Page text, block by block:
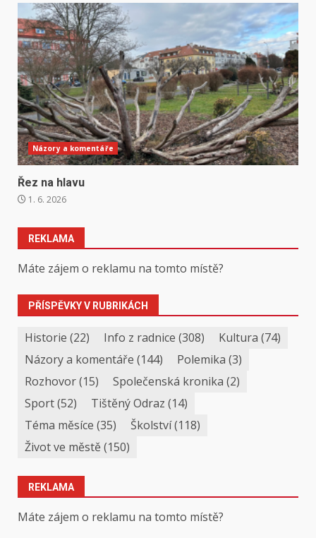
Názory a komentáře
Řez na hlavu
1. 6. 2026
REKLAMA
Máte zájem o reklamu na tomto místě?
PŘÍSPĚVKY V RUBRIKÁCH
Historie (22) Info z radnice (308) Kultura (74)
Názory a komentáře (144) Polemika (3)
Rozhovor(15) Společenská kronika (2)
Sport(52) Tištěný Odraz (14)
Téma měsíce (35) Školství(118)
Život ve městě(150)
REKLAMA
Máte zájem o reklamu na tomto místě?